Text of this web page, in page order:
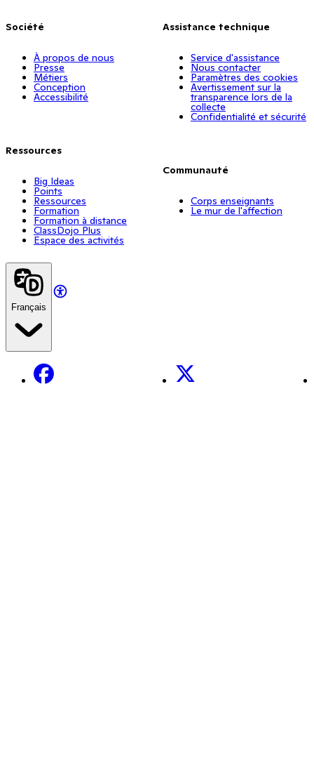
Société
À propos de nous
Presse
Métiers
Conception
Accessibilité
Ressources
Big Ideas
Points
Ressources
Formation
Formation à distance
ClassDojo Plus
Espace des activités
Assistance technique
Service d'assistance
Nous contacter
Paramètres des cookies
Avertissement sur la
transparence lors de la
collecte
Confidentialité et sécurité
Communauté
Corps enseignants
Le mur de l'affection
Français
Facebook X